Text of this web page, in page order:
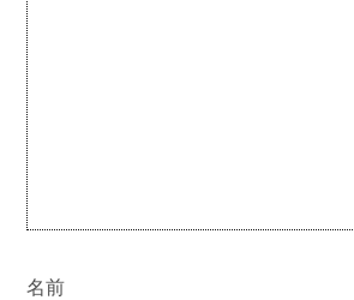
名前